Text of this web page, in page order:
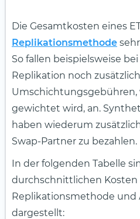
Die Gesamtkosten eines
Replikationsmethode
So fallen beispielsweise
Replikation noch
Umschichtungsgebühren,
gewichtet wird, an.
haben wiederum
Swap-Partner zu bezahlen.
In der folgenden Tabelle
durchschnittlichen Kosten
Replikationsmethode und
dargestellt: